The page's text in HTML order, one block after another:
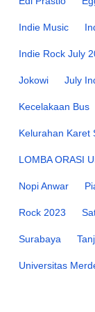
Indie Music
Indie Rock July
Jokowi July
Kecelakaan Bus
Kelurahan Karet
LOMBA ORASI
Nopi Anwar
Rock 2023
Surabaya
Universitas